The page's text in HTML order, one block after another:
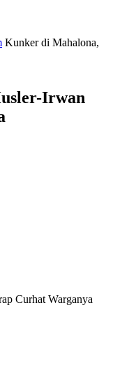
Kunker di Mahalona,
Irwan
Curhat Warganya